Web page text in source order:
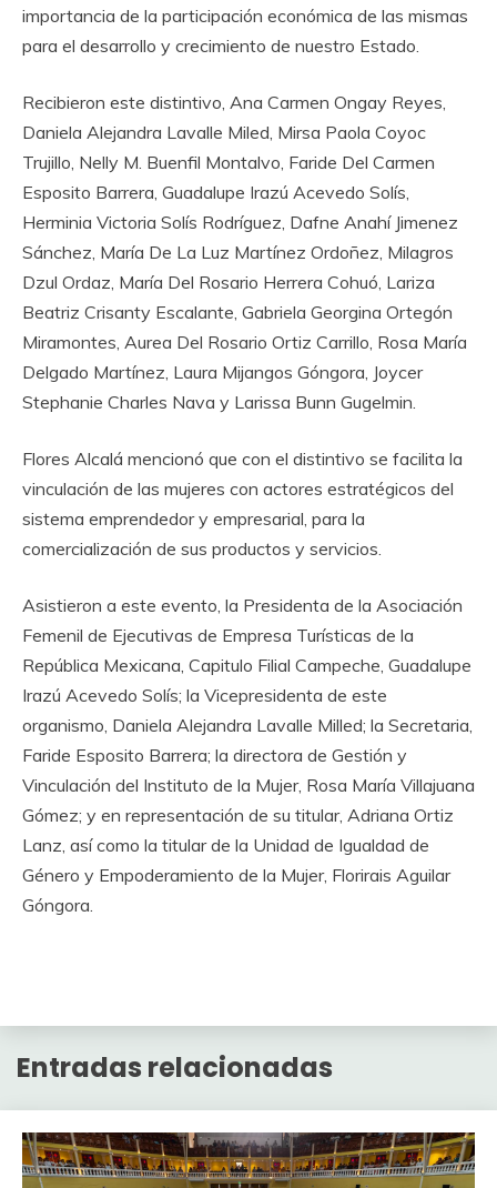
importancia de la participación económica de las mismas
para el desarrollo y crecimiento de nuestro Estado.
Recibieron este distintivo, Ana Carmen Ongay Reyes,
Daniela Alejandra Lavalle Miled, Mirsa Paola Coyoc
Trujillo, Nelly M. Buenfil Montalvo, Faride Del Carmen
Esposito Barrera, Guadalupe Irazú Acevedo Solís,
Herminia Victoria Solís Rodríguez, Dafne Anahí Jimenez
Sánchez, María De La Luz Martínez Ordoñez, Milagros
Dzul Ordaz, María Del Rosario Herrera Cohuó, Lariza
Beatriz Crisanty Escalante, Gabriela Georgina Ortegón
Miramontes, Aurea Del Rosario Ortiz Carrillo, Rosa María
Delgado Martínez, Laura Mijangos Góngora, Joycer
Stephanie Charles Nava y Larissa Bunn Gugelmin.
Flores Alcalá mencionó que con el distintivo se facilita la
vinculación de las mujeres con actores estratégicos del
sistema emprendedor y empresarial, para la
comercialización de sus productos y servicios.
Asistieron a este evento, la Presidenta de la Asociación
Femenil de Ejecutivas de Empresa Turísticas de la
República Mexicana, Capitulo Filial Campeche, Guadalupe
Irazú Acevedo Solís; la Vicepresidenta de este
organismo, Daniela Alejandra Lavalle Milled; la Secretaria,
Faride Esposito Barrera; la directora de Gestión y
Vinculación del Instituto de la Mujer, Rosa María Villajuana
Gómez; y en representación de su titular, Adriana Ortiz
Lanz, así como la titular de la Unidad de Igualdad de
Género y Empoderamiento de la Mujer, Florirais Aguilar
Góngora.
Entradas relacionadas